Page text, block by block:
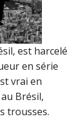
est harcelé
en série
vrai en
Brésil,
trousses.